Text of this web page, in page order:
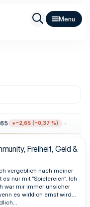
−2,65 (−0,37 %)
Freiheit, Geld &
vergeblich nach meiner
nur mit “Spielereien“. Ich
war mir immer unsicher
es wirklich ernst wird...